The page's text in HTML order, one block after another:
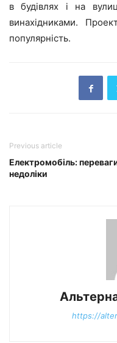
в будівлях і на
винахідниками.
популярність.
Previous article
Електромобіль:
недоліки
https://